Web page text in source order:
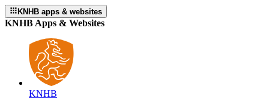
KNHB apps & websites
KNHB Apps & Websites
KNHB